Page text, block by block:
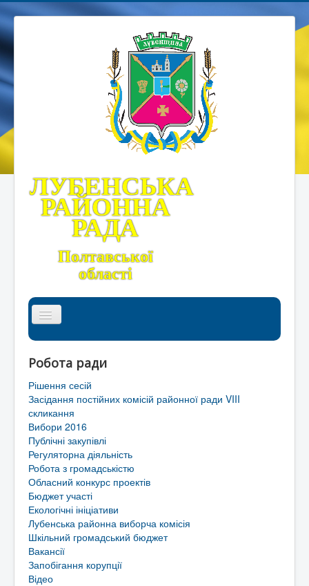
ЛУБЕНСЬКА
РАЙОННА
РАДА
Полтавської
області
Районна рада
Мапа сайту
Контакти
Територіальні громади Лубенського району
Робота ради
Рішення сесій
Засідання постійних комісій районної ради VIII
скликання
Вибори 2016
Публічні закупівлі
Регуляторна діяльність
Робота з громадськістю
Обласний конкурс проектів
Бюджет участі
Екологічні ініціативи
Лубенська районна виборча комісія
Шкільний громадський бюджет
Вакансії
Запобігання корупції
Відео